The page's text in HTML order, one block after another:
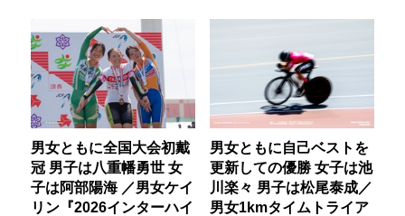
男女ともに全国大会初戴
冠 男子は八重幡勇世 女
子は阿部陽海 ／男女ケイ
リン『2026インターハイ
男女ともに自己ベストを
更新しての優勝 女子は池
川楽々 男子は松尾泰成／
男女1kmタイムトライア